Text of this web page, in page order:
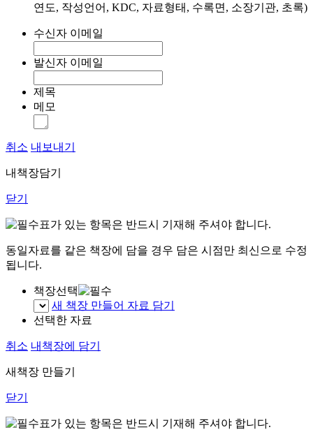
연도, 작성언어, KDC, 자료형태, 수록면, 소장기관, 초록)
수신자 이메일
발신자 이메일
제목
메모
취소 내보내기
내책장담기
닫기
표가 있는 항목은 반드시 기재해 주셔야 합니다.
동일자료를 같은 책장에 담을 경우 담은 시점만 최신으로 수정
됩니다.
책장선택
새 책장 만들어 자료 담기
선택한 자료
취소 내책장에 담기
새책장 만들기
닫기
표가 있는 항목은 반드시 기재해 주셔야 합니다.